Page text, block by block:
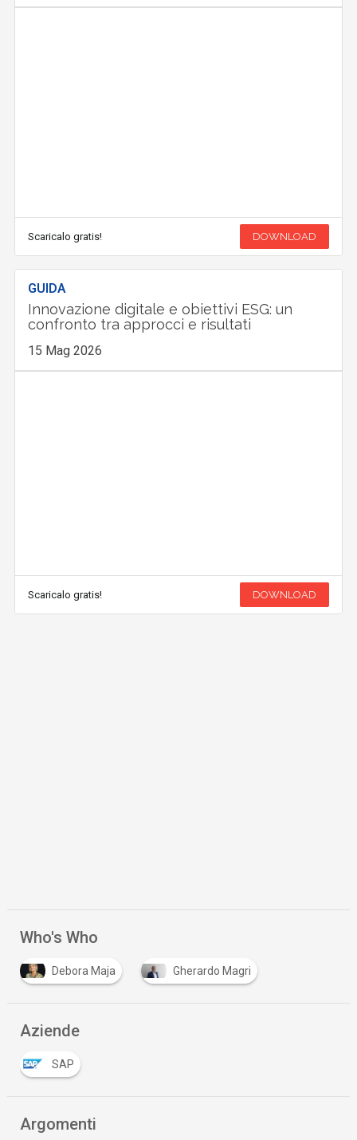
Scaricalo gratis! DOWNLOAD
GUIDA
Innovazione digitale e obiettivi ESG: un
confronto tra approcci e risultati
15 Mag 2026
Scaricalo gratis! DOWNLOAD
Who's Who
Debora Maja Gherardo Magri
Aziende
SAP
Argomenti